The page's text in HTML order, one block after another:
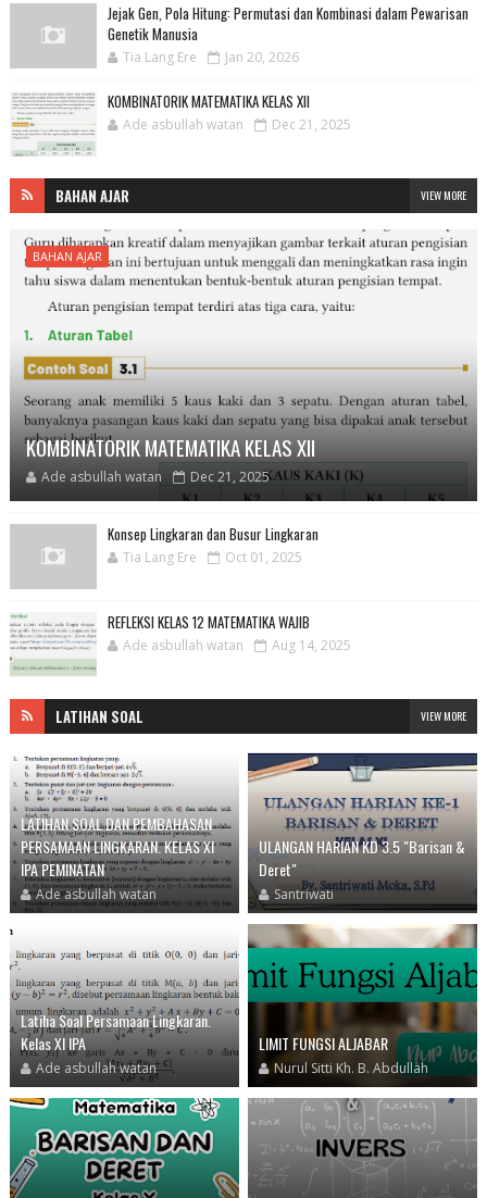
Jejak Gen, Pola Hitung: Permutasi dan Kombinasi dalam Pewarisan
Genetik Manusia
Tia Lang Ere Jan 20, 2026
KOMBINATORIK MATEMATIKA KELAS XII
Ade asbullah watan Dec 21, 2025
BAHAN AJAR VIEW MORE
BAHAN AJAR
KOMBINATORIK MATEMATIKA KELAS XII
Ade asbullah watan Dec 21, 2025
Konsep Lingkaran dan Busur Lingkaran
Tia Lang Ere Oct 01, 2025
REFLEKSI KELAS 12 MATEMATIKA WAJIB
Ade asbullah watan Aug 14, 2025
LATIHAN SOAL VIEW MORE
LATIHAN SOAL DAN PEMBAHASAN
PERSAMAAN LINGKARAN. KELAS XI
IPA PEMINATAN
Ade asbullah watan
ULANGAN HARIAN KD 3.5 "Barisan &
Deret"
Santriwati
Latiha Soal Persamaan Lingkaran.
Kelas XI IPA
Ade asbullah watan
LIMIT FUNGSI ALJABAR
Nurul Sitti Kh. B. Abdullah